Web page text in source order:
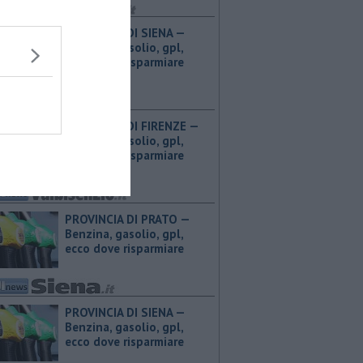
PROVINCIA DI SIENA — ​
Benzina, gasolio, gpl,
ecco dove risparmiare
PROVINCIA DI FIRENZE — ​
Benzina, gasolio, gpl,
ecco dove risparmiare
PROVINCIA DI PRATO — ​
Benzina, gasolio, gpl,
ecco dove risparmiare
PROVINCIA DI SIENA — ​
Benzina, gasolio, gpl,
ecco dove risparmiare